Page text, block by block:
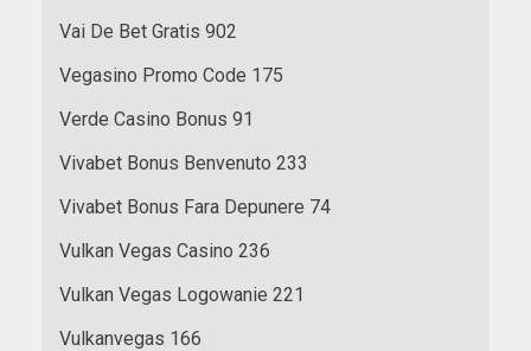
Vai De Bet Gratis 902
Vegasino Promo Code 175
Verde Casino Bonus 91
Vivabet Bonus Benvenuto 233
Vivabet Bonus Fara Depunere 74
Vulkan Vegas Casino 236
Vulkan Vegas Logowanie 221
Vulkanvegas 166